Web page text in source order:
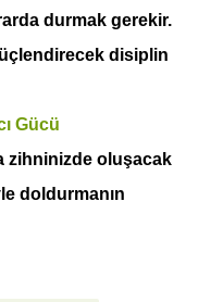
durmak gerekir.
disiplin
Gücü
zihninizde oluşacak
doldurmanın